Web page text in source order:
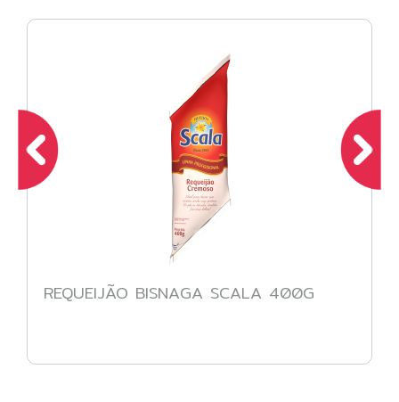
REQUEIJÃO BISNAGA SCALA 400G